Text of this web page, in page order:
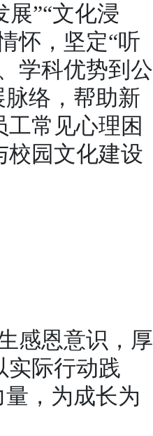
展”“文化浸
怀，坚定“听
学科优势到公
络，帮助新
常见心理困
校园文化建设
感恩意识，厚
实际行动践
，为成长为